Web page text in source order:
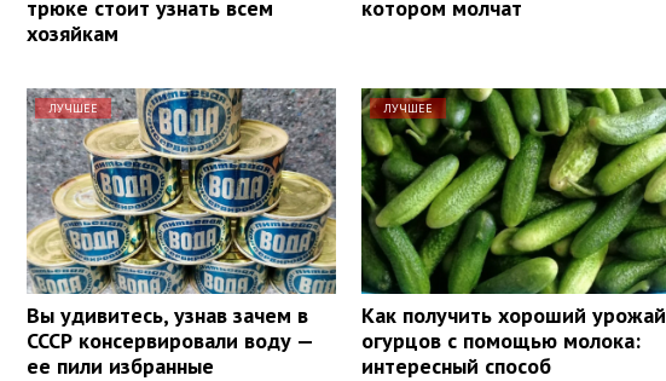
трюке стоит узнать всем
хозяйкам
котором молчат
ЛУЧШЕЕ
Вы удивитесь, узнав зачем в
СССР консервировали воду —
ее пили избранные
ЛУЧШЕЕ
Как получить хороший урожай
огурцов с помощью молока:
интересный способ